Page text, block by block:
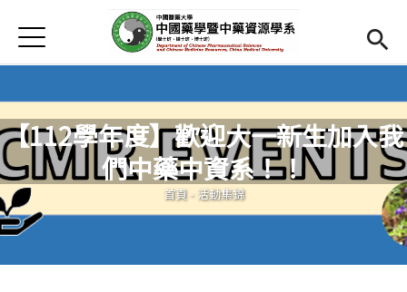
首頁
首頁
最新消息
Open submenu (系所介紹)
系所介紹
Open
師資
Open submenu (學生專區)
學生專區
Jump to Navigation
Jump to Main content
【112學年度】歡迎大一新生加入我
們中藥中資系！！
您在這裡
首頁- 活動集錦